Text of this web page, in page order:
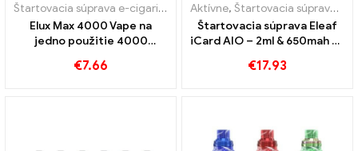
Štartovacia súprava e-cigariet
Jednorazové e-cigarety
Elux Max 4000 Vape na
jedno použitie 4000
€7.66
Aktívne, Štartovacia súprava e-cigariet
Štartovacia súprava Eleaf
iCard AIO – 2ml & 650mah e-
Vlastné
€17.93